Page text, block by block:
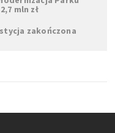
mln zł
zakończona